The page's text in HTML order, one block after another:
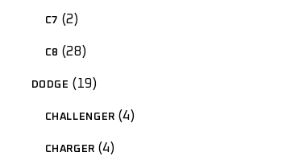
C7 2
C8 28
DODGE 19
CHALLENGER 4
CHARGER 4